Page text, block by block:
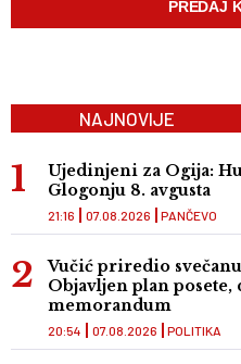
NAJNOVIJE
Ujedinjeni za Ogija:
Glogonju 8. avgusta
PANČEVO
21:16 07.08.2026
Vučić priredio
Objavljen plan
memorandum
POLITIKA
20:54 07.08.2026